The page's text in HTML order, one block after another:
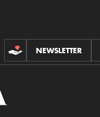
CONTRIBUCIONES
NEWSLETTER